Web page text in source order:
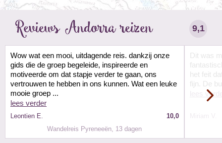
Reviews Andorra reizen 9,1
Wow wat een mooi, uitdagende reis. dankzij onze
gids die de groep begeleide, inspireerde en
motiveerde om dat stapje verder te gaan, ons
vertrouwen te hebben in ons kunnen. Wat een leuke
mooie groep ...
lees verder
Leontien E.
10,0
Wandelreis Pyreneeën, 13 dagen
Dit was
het feit
fijn. De
lees